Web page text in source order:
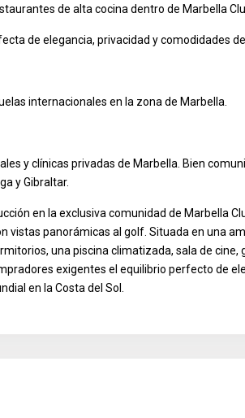
de alta cocina dentro de Marbella
de elegancia, privacidad y comodidades de
internacionales en la zona de Marbella.
y clínicas privadas de Marbella. Bien
y Gibraltar.
en la exclusiva comunidad de Marbella
vistas panorámicas al golf. Situada en una
una piscina climatizada, sala de cine,
exigentes el equilibrio perfecto de
en la Costa del Sol.